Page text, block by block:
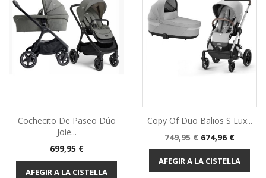
Cochecito De Paseo Dúo
Joie...
Preu
699,95 €
AFEGIR A LA CISTELLA
Copy Of Duo Balios S Lux...
Preu
base
749,95 € Preu
674,96 €
AFEGIR A LA CISTELLA